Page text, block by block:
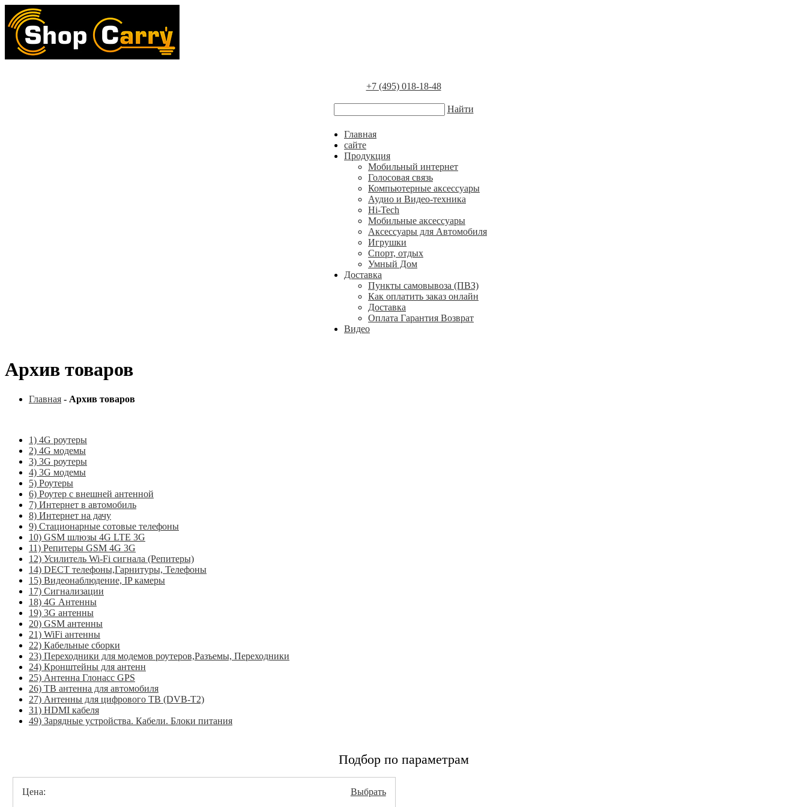
+7 (495) 018-18-48
Найти
Главная
сайте
Продукция
Мобильный интернет
Голосовая связь
Компьютерные аксессуары
Аудио и Видео-техника
Hi-Tech
Мобильные аксессуары
Аксессуары для Автомобиля
Игрушки
Спорт, отдых
Умный Дом
Доставка
Пункты самовывоза (ПВЗ)
Как оплатить заказ онлайн
Доставка
Оплата Гарантия Возврат
Видео
Архив товаров
Главная - Архив товаров
1) 4G роутеры
2) 4G модемы
3) 3G роутеры
4) 3G модемы
5) Роутеры
6) Роутер с внешней антенной
7) Интернет в автомобиль
8) Интернет на дачу
9) Стационарные сотовые телефоны
10) GSM шлюзы 4G LTE 3G
11) Репитеры GSM 4G 3G
12) Усилитель Wi-Fi сигнала (Репитеры)
14) DECT телефоны,Гарнитуры, Телефоны
15) Видеонаблюдение, IP камеры
17) Сигнализации
18) 4G Антенны
19) 3G антенны
20) GSM антенны
21) WiFi антенны
22) Кабельные сборки
23) Переходники для модемов роутеров,Разъемы, Переходники
24) Кронштейны для антенн
25) Антенна Глонасс GPS
26) ТВ антенна для автомобиля
27) Антенны для цифрового ТВ (DVB-T2)
31) HDMI кабеля
49) Зарядные устройства. Кабели. Блоки питания
Подбор по параметрам
Цена: Выбрать